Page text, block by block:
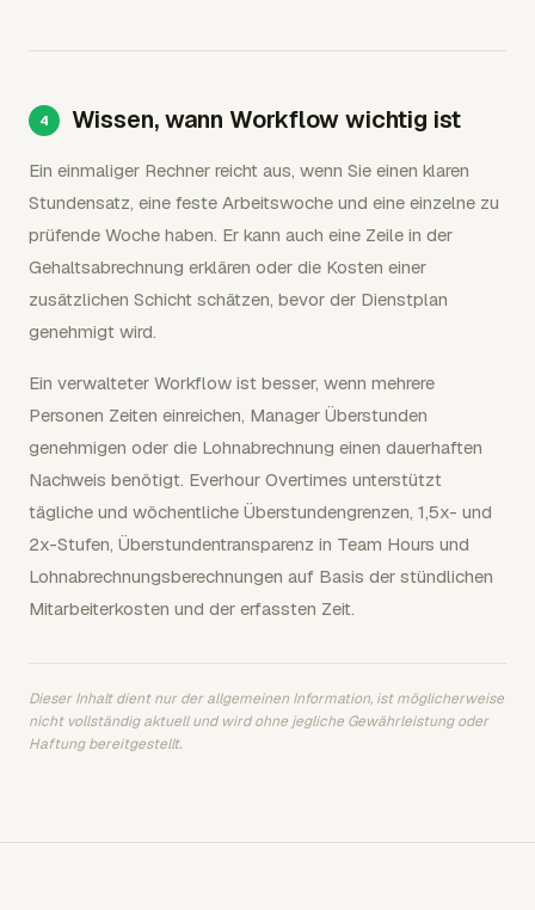
Wissen, wann Workflow wichtig ist
Ein einmaliger Rechner reicht aus, wenn Sie einen klaren
Stundensatz, eine feste Arbeitswoche und eine einzelne zu
prüfende Woche haben. Er kann auch eine Zeile in der
Gehaltsabrechnung erklären oder die Kosten einer
zusätzlichen Schicht schätzen, bevor der Dienstplan
genehmigt wird.
Ein verwalteter Workflow ist besser, wenn mehrere
Personen Zeiten einreichen, Manager Überstunden
genehmigen oder die Lohnabrechnung einen dauerhaften
Nachweis benötigt. Everhour Overtimes unterstützt
tägliche und wöchentliche Überstundengrenzen, 1,5x- und
2x-Stufen, Überstundentransparenz in Team Hours und
Lohnabrechnungsberechnungen auf Basis der stündlichen
Mitarbeiterkosten und der erfassten Zeit.
Dieser Inhalt dient nur der allgemeinen Information, ist möglicherweise
nicht vollständig aktuell und wird ohne jegliche Gewährleistung oder
Haftung bereitgestellt.